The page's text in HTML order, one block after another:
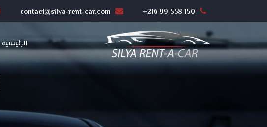
+216 99 558 150
contact@silya-rent-car.com
الرئيسية